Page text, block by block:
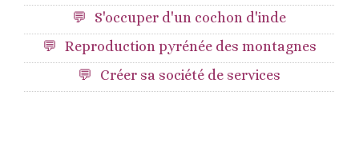
S'occuper d'un cochon d'inde
Reproduction pyrénée des montagnes
Créer sa société de services